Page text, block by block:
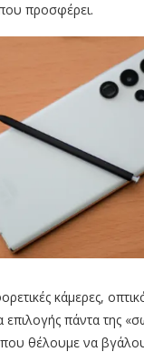
προσφέρει.
κάμερες,
επιλογής πάντα της
θέλουμε να